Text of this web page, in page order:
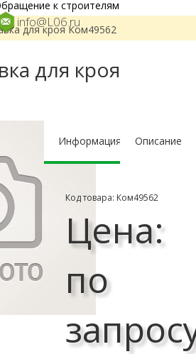
info@L06.ru
к строителям
для кроя Ком49562
для кроя
Информация Описание
Код товара: Ком49562
Цена:
по